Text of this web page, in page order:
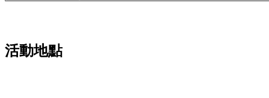
活動地點